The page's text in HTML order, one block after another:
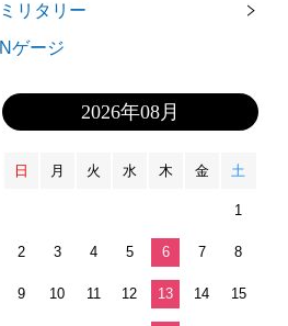
ミリタリー
Nゲージ
2026年08月
日 月 火 水 木 金 土
1
2 3 4 5 6 7 8
9 10 11 12 13 14 15